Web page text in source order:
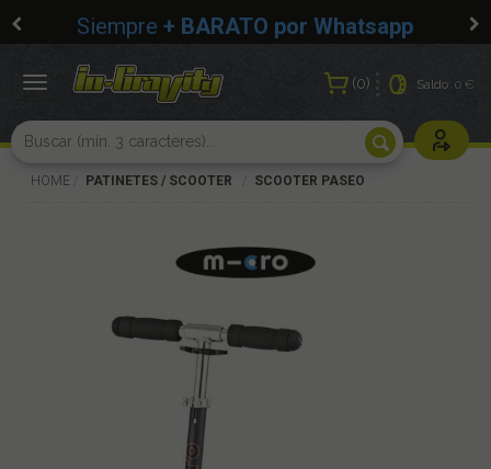
Siempre + BARATO por Whatsapp
0 Saldo:0 €
Usuarios
Toggle
HOME PATINETES / SCOOTER SCOOTER PASEO